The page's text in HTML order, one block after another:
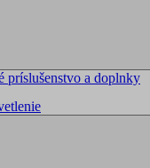
príslušenstvo a doplnky